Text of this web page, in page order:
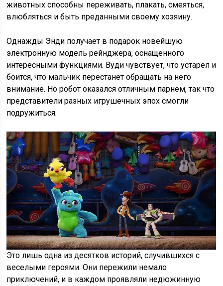
животных способны переживать, плакать, смеяться,
влюбляться и быть преданными своему хозяину.
Однажды Энди получает в подарок новейшую
электронную модель рейнджера, оснащенного
интересными функциями. Вуди чувствует, что устарел и
боится, что мальчик перестанет обращать на него
внимание. Но робот оказался отличным парнем, так что
представители разных игрушечных эпох смогли
подружиться.
Это лишь одна из десятков историй, случившихся с
веселыми героями. Они пережили немало
приключений, и в каждом проявляли недюжинную